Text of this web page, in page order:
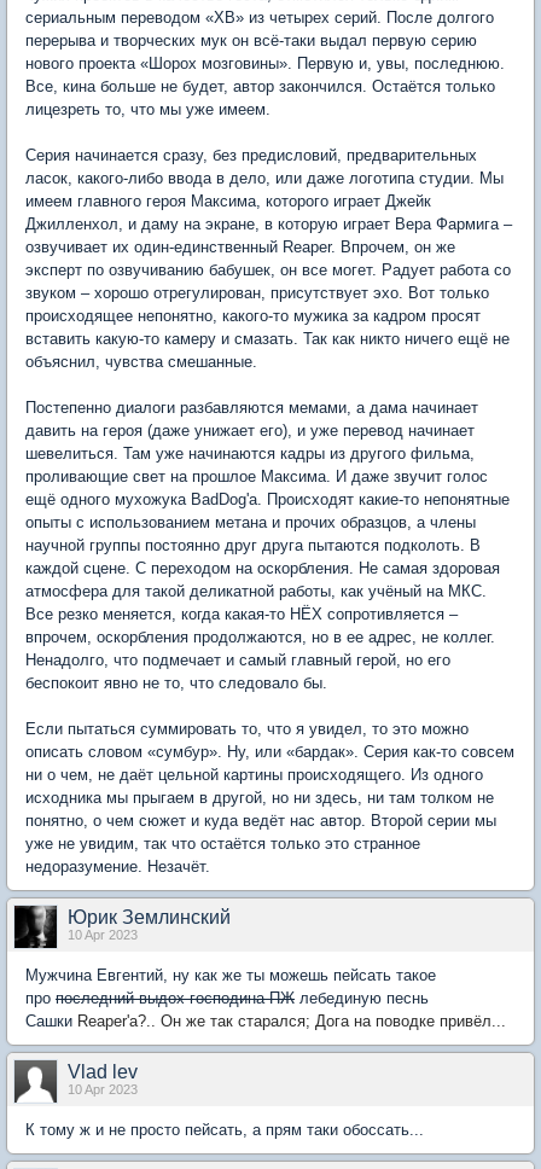
сериальным переводом «ХВ» из четырех серий. После долгого
перерыва и творческих мук он всё-таки выдал первую серию
нового проекта «Шорох мозговины». Первую и, увы, последнюю.
Все, кина больше не будет, автор закончился. Остаётся только
лицезреть то, что мы уже имеем.
Серия начинается сразу, без предисловий, предварительных
ласок, какого-либо ввода в дело, или даже логотипа студии. Мы
имеем главного героя Максима, которого играет Джейк
Джилленхол, и даму на экране, в которую играет Вера Фармига –
озвучивает их один-единственный Reaper. Впрочем, он же
эксперт по озвучиванию бабушек, он все могет. Радует работа со
звуком – хорошо отрегулирован, присутствует эхо. Вот только
происходящее непонятно, какого-то мужика за кадром просят
вставить какую-то камеру и смазать. Так как никто ничего ещё не
объяснил, чувства смешанные.
Постепенно диалоги разбавляются мемами, а дама начинает
давить на героя (даже унижает его), и уже перевод начинает
шевелиться. Там уже начинаются кадры из другого фильма,
проливающие свет на прошлое Максима. И даже звучит голос
ещё одного мухожука BadDog'а. Происходят какие-то непонятные
опыты с использованием метана и прочих образцов, а члены
научной группы постоянно друг друга пытаются подколоть. В
каждой сцене. С переходом на оскорбления. Не самая здоровая
атмосфера для такой деликатной работы, как учёный на МКС.
Все резко меняется, когда какая-то НЁХ сопротивляется –
впрочем, оскорбления продолжаются, но в ее адрес, не коллег.
Ненадолго, что подмечает и самый главный герой, но его
беспокоит явно не то, что следовало бы.
Если пытаться суммировать то, что я увидел, то это можно
описать словом «сумбур». Ну, или «бардак». Серия как-то совсем
ни о чем, не даёт цельной картины происходящего. Из одного
исходника мы прыгаем в другой, но ни здесь, ни там толком не
понятно, о чем сюжет и куда ведёт нас автор. Второй серии мы
уже не увидим, так что остаётся только это странное
недоразумение. Незачёт.
Юрик Землинский
10 Apr 2023
Мужчина Евгентий, ну как же ты можешь пейсать такое
про последний выдох господина ПЖ лебединую песнь
Сашки Reaper'a?.. Он же так старался; Дога на поводке привёл...
Vlad lev
10 Apr 2023
К тому ж и не просто пейсать, а прям таки обоссать...